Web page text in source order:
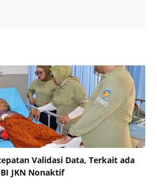
Validasi Data, Terkait ada
JKN Nonaktif